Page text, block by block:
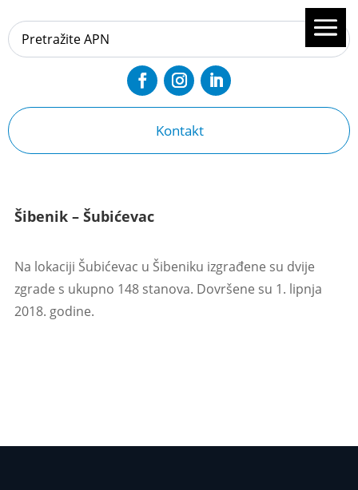
Kontakt
Šibenik – Šubićevac
Na lokaciji Šubićevac u Šibeniku izgrađene su dvije
zgrade s ukupno 148 stanova. Dovršene su 1. lipnja
2018. godine.